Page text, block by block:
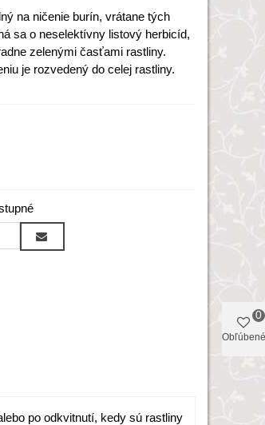
na ničenie burín, vrátane tých
sa o neselektívny listový herbicíd,
zelenými časťami rastliny.
je rozvedený do celej rastliny.
po odkvitnutí, kedy sú rastliny
Obľúbené
0